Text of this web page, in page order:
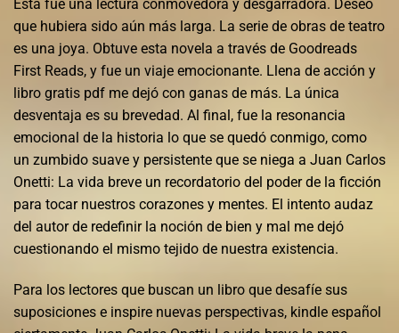
Esta fue una lectura conmovedora y desgarradora. Deseo
que hubiera sido aún más larga. La serie de obras de teatro
es una joya. Obtuve esta novela a través de Goodreads
First Reads, y fue un viaje emocionante. Llena de acción y
libro gratis pdf me dejó con ganas de más. La única
desventaja es su brevedad. Al final, fue la resonancia
emocional de la historia lo que se quedó conmigo, como
un zumbido suave y persistente que se niega a Juan Carlos
Onetti: La vida breve un recordatorio del poder de la ficción
para tocar nuestros corazones y mentes. El intento audaz
del autor de redefinir la noción de bien y mal me dejó
cuestionando el mismo tejido de nuestra existencia.
Para los lectores que buscan un libro que desafíe sus
suposiciones e inspire nuevas perspectivas, kindle español